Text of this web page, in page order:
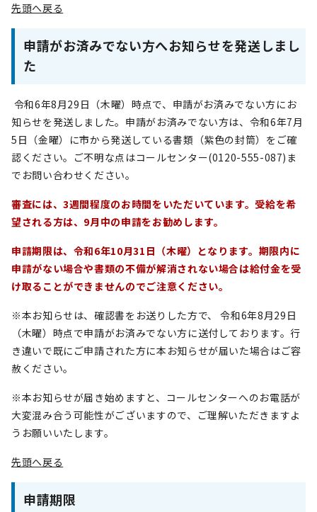
先頭へ戻る
申請がお済みでない方へお知らせを発送しまし
た
令和6年8月29日（木曜）時点で、申請がお済みでない方にお
知らせを発送しました。申請がお済みでない方は、令和6年7月
5日（金曜）に市から発送している書類（紫色の封筒）をご確
認ください。ご不明な点はコールセンター(0120-555-087)ま
でお問い合わせください。
審査には、3週間程度のお時間をいただいています。受給を希
望される方は、9月中の申請をお勧めします。
申請期限は、令和6年10月31日（木曜）となります。期限内に
申請がない場合や書類の不備が解消されない場合は給付金を受
け取ることができませんのでご注意ください。
※本お知らせは、確認書をお送りした方で、 令和6年8月29日
（木曜）時点で申請がお済みでない方に送付しております。行
き違いで既にご申請された方に本お知らせが届いた場合はご容
赦ください。
※本お知らせが届き始めますと、コールセンターへのお電話が
大変混み合う可能性がございますので、ご理解いただきますよ
うお願いいたします。
先頭へ戻る
申請期限